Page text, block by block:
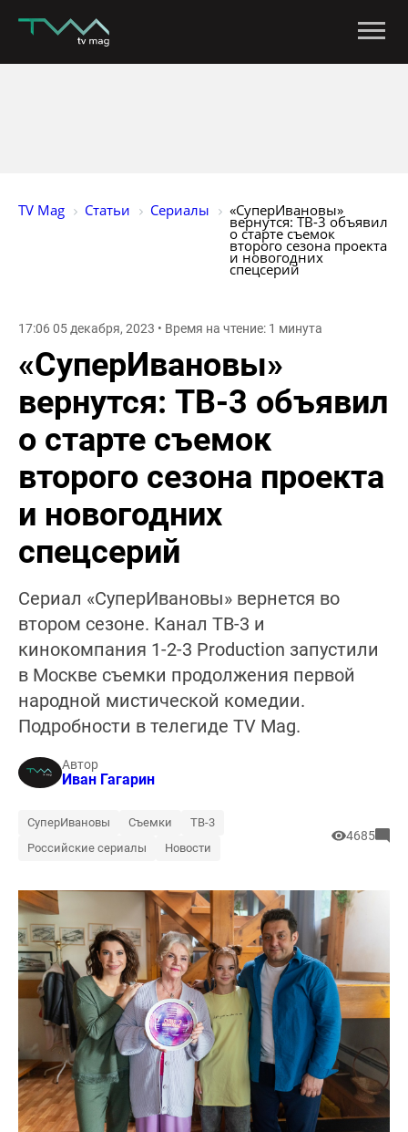
TV Mag Статьи Сериалы «СуперИвановы»
вернутся: ТВ-3 объявил
о старте съемок
второго сезона проекта
и новогодних
спецсерий
17:06 05 декабря, 2023 • Время на чтение: 1 минута
«СуперИвановы»
вернутся: ТВ-3 объявил
о старте съемок
второго сезона проекта
и новогодних
спецсерий
Сериал «СуперИвановы» вернется во
втором сезоне. Канал ТВ-3 и
кинокомпания 1-2-3 Production запустили
в Москве съемки продолжения первой
народной мистической комедии.
Подробности в телегиде TV Mag.
Автор
Иван Гагарин
СуперИвановы Съемки
ТВ-3
Российские сериалы
Новости
4685